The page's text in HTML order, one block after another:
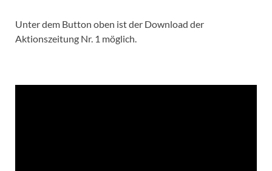
Unter dem Button oben ist der Download der
Aktionszeitung Nr. 1 möglich.